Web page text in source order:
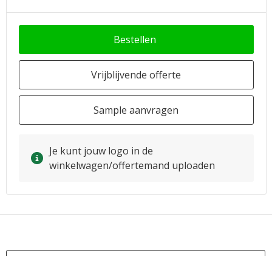
Bestellen
Vrijblijvende offerte
Sample aanvragen
Je kunt jouw logo in de
winkelwagen/offertemand uploaden